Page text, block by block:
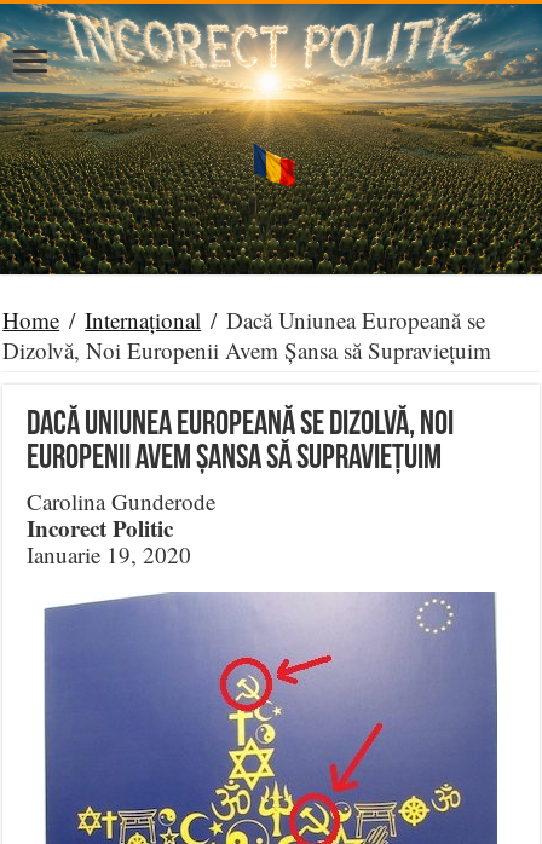
Home / Internațional / Dacă Uniunea Europeană se
Dizolvă, Noi Europenii Avem Șansa să Supraviețuim
Dacă Uniunea Europeană se Dizolvă, Noi
Europenii Avem Șansa să Supraviețuim
Carolina Gunderode
Incorect Politic
Ianuarie 19, 2020